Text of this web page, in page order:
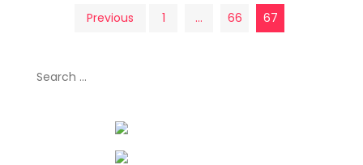
Posts
pagination
Previous 1 … 66 67